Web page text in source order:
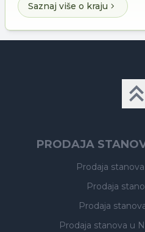
Saznaj više o kraju
PRODAJA
Prodaja stanova
Prodaja
Prodaja
Prodaja stanova u